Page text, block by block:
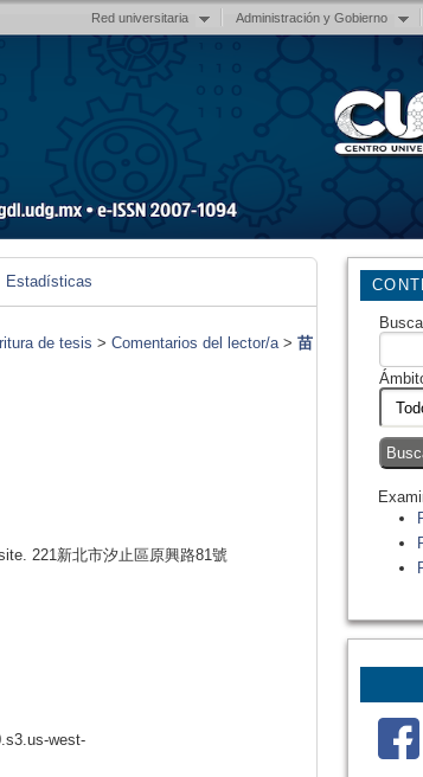
Red universitaria Administración y Gobierno
Estadísticas
de tesis > Comentarios del lector/a> 苗
221新北市汐止區原興路81號
west-